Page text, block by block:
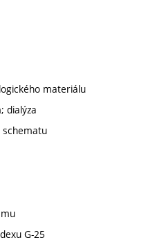
materiálu
dialýza
schematu
G-25